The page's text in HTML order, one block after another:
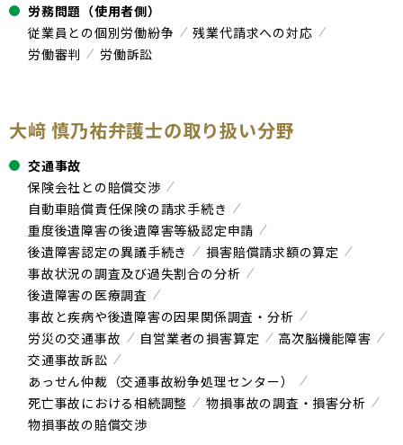
労務問題（使用者側）
従業員との個別労働紛争
残業代請求への対応
労働審判
労働訴訟
大﨑 慎乃祐弁護士の取り扱い分野
交通事故
保険会社との賠償交渉
自動車賠償責任保険の請求手続き
重度後遺障害の後遺障害等級認定申請
後遺障害認定の異議手続き
損害賠償請求額の算定
事故状況の調査及び過失割合の分析
後遺障害の医療調査
事故と疾病や後遺障害の因果関係調査・分析
労災の交通事故
自営業者の損害算定
高次脳機能障害
交通事故訴訟
あっせん仲裁（交通事故紛争処理センター）
死亡事故における相続調整
物損事故の調査・損害分析
物損事故の賠償交渉